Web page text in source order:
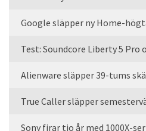
Google släpper ny Home-
Test: Soundcore Liberty 5 Pro
Alienware släpper 39-tums
True Caller släpper
Sony firar tio år med 1000X-